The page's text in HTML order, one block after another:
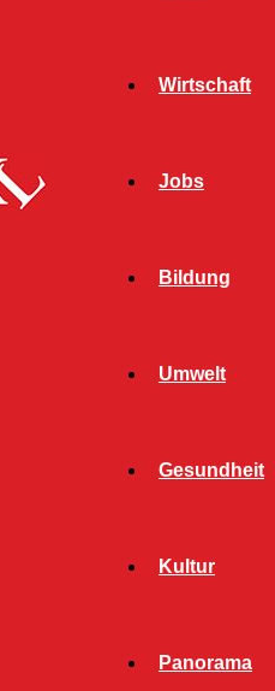
Wirtschaft
Jobs
Bildung
Umwelt
Gesundheit
Kultur
Panorama